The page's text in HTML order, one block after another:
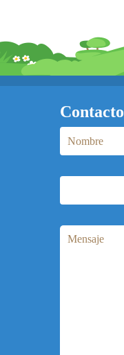
Contacto